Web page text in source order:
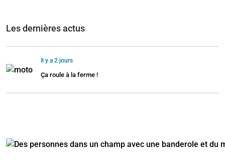
Les dernières actus
Il y a 2 jours
Ça roule à la ferme !